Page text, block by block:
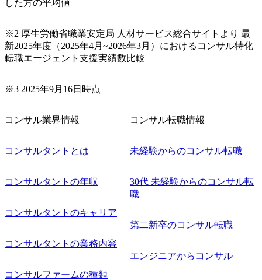
ーションの開発 など) シンプレクスの顧客基盤、エンジニ
アケイパビリティを活かた確度の高い事業立ち上げが経験
できる 2026年8月21日(金) 19:30〜21:30 (19:20開場) 2026年8
く可能性がございます。 このたび、ファーム経験者の方を
できる機会ですので、ぜひご参加ください。 当日はXspear
名参加する予定です！ ●費用 : 無料 虎ノ門ヒルズ付近 ※詳
している方
した方の平均値
※2 厚生労働省職業安定局 人材サービス総合サイトより 最
新2025年度（2025年4月~2026年3月）におけるコンサル特化
転職エージェント支援実績数比較
※3 2025年9月16日時点
コンサル業界情報
コンサルタントとは
コンサルタントの年収
コンサルタントのキャリア
コンサルタントの業務内容
コンサルファームの種類
コンサル転職情報
未経験からのコンサル転職
30代 未経験からのコンサル転
職
第二新卒のコンサル転職
エンジニアからコンサル